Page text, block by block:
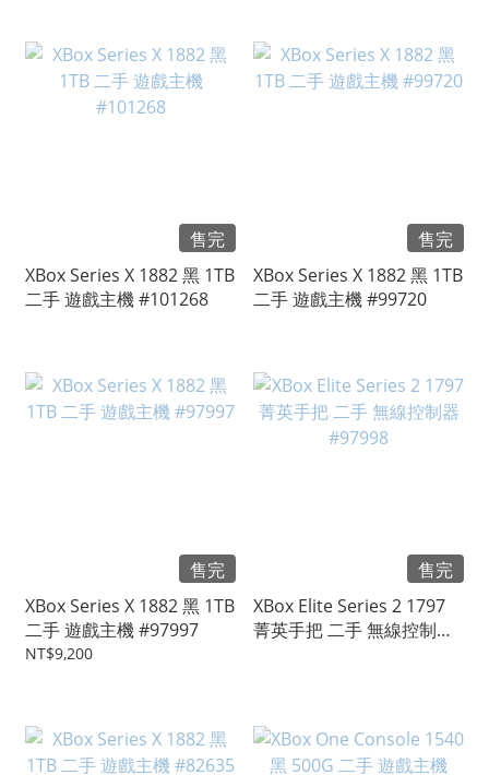
售完
XBox Series X 1882 黑 1TB
二手 遊戲主機 #101268
售完
XBox Series X 1882 黑 1TB
二手 遊戲主機 #99720
售完
XBox Series X 1882 黑 1TB
二手 遊戲主機 #97997
NT$9,200
售完
XBox Elite Series 2 1797
菁英手把 二手 無線控制器